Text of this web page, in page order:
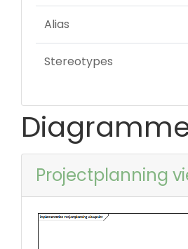
Alias
Stereotypes
Projectplanning